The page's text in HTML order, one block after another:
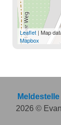
Leaflet | Map
Mapbox
Meldestelle
2026 ©